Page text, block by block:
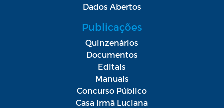
Dados Abertos
Publicações
Quinzenários
Documentos
Editais
Manuais
Concurso Público
Casa Irmã Luciana